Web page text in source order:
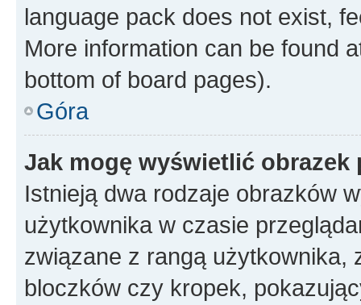
language pack does not exist,
More information can be found
bottom of board pages).
Góra
Jak mogę wyświetlić
Istnieją dwa rodzaje obrazków
użytkownika w czasie
związane z rangą użytkownika,
bloczków czy kropek,